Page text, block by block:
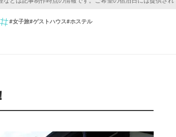
#女子旅#ゲストハウス#ホステル